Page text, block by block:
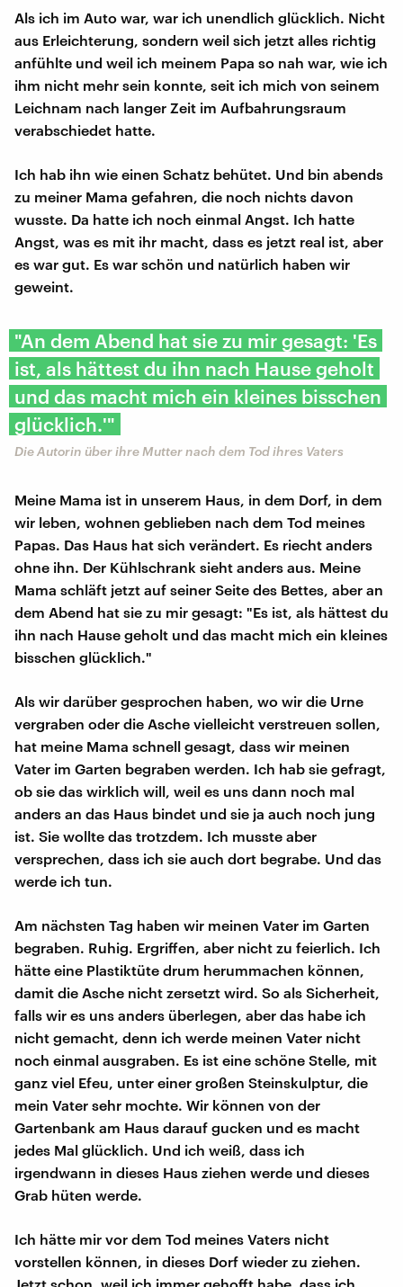
Als ich im Auto war, war ich unendlich glücklich. Nicht
aus Erleichterung, sondern weil sich jetzt alles richtig
anfühlte und weil ich meinem Papa so nah war, wie ich
ihm nicht mehr sein konnte, seit ich mich von seinem
Leichnam nach langer Zeit im Aufbahrungsraum
verabschiedet hatte.
Ich hab ihn wie einen Schatz behütet. Und bin abends
zu meiner Mama gefahren, die noch nichts davon
wusste. Da hatte ich noch einmal Angst. Ich hatte
Angst, was es mit ihr macht, dass es jetzt real ist, aber
es war gut. Es war schön und natürlich haben wir
geweint.
"An dem Abend hat sie zu mir gesagt: 'Es
ist, als hättest du ihn nach Hause geholt
und das macht mich ein kleines bisschen
glücklich.'"
Die Autorin über ihre Mutter nach dem Tod ihres Vaters
Meine Mama ist in unserem Haus, in dem Dorf, in dem
wir leben, wohnen geblieben nach dem Tod meines
Papas. Das Haus hat sich verändert. Es riecht anders
ohne ihn. Der Kühlschrank sieht anders aus. Meine
Mama schläft jetzt auf seiner Seite des Bettes, aber an
dem Abend hat sie zu mir gesagt: "Es ist, als hättest du
ihn nach Hause geholt und das macht mich ein kleines
bisschen glücklich."
Als wir darüber gesprochen haben, wo wir die Urne
vergraben oder die Asche vielleicht verstreuen sollen,
hat meine Mama schnell gesagt, dass wir meinen
Vater im Garten begraben werden. Ich hab sie gefragt,
ob sie das wirklich will, weil es uns dann noch mal
anders an das Haus bindet und sie ja auch noch jung
ist. Sie wollte das trotzdem. Ich musste aber
versprechen, dass ich sie auch dort begrabe. Und das
werde ich tun.
Am nächsten Tag haben wir meinen Vater im Garten
begraben. Ruhig. Ergriffen, aber nicht zu feierlich. Ich
hätte eine Plastiktüte drum herummachen können,
damit die Asche nicht zersetzt wird. So als Sicherheit,
falls wir es uns anders überlegen, aber das habe ich
nicht gemacht, denn ich werde meinen Vater nicht
noch einmal ausgraben. Es ist eine schöne Stelle, mit
ganz viel Efeu, unter einer großen Steinskulptur, die
mein Vater sehr mochte. Wir können von der
Gartenbank am Haus darauf gucken und es macht
jedes Mal glücklich. Und ich weiß, dass ich
irgendwann in dieses Haus ziehen werde und dieses
Grab hüten werde.
Ich hätte mir vor dem Tod meines Vaters nicht
vorstellen können, in dieses Dorf wieder zu ziehen.